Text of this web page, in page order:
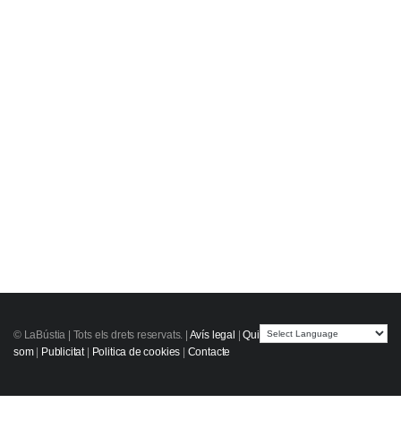
© LaBústia | Tots els drets reservats. | Avís legal |Qui
som| Publicitat | Politica de cookies | Contacte